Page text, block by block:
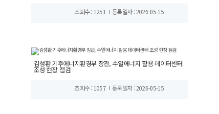
조회수 : 1251 등록일자 : 2026-05-15
김성환 기후에너지환경부 장관, 수열에너지 활용 데이터센터
조성 현장 점검
조회수 : 1057 등록일자 : 2026-05-15